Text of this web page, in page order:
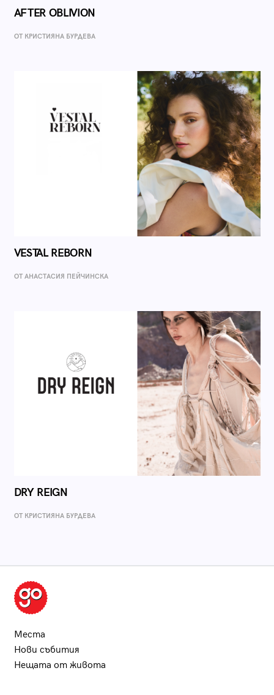
AFTER OBLIVION
ОТ КРИСТИЯНА БУРДЕВА
VESTAL REBORN
ОТ AНАСТАСИЯ ПЕЙЧИНСКА
DRY REIGN
ОТ КРИСТИЯНА БУРДЕВА
Места
Нови събития
Нещата от живота